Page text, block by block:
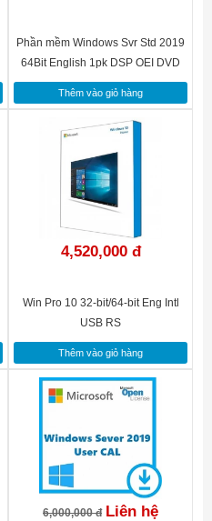
Phần mềm Windows Svr Std 2019
64Bit English 1pk DSP OEI DVD
16 Core P73-07788
Thêm vào giỏ hàng
4,520,000 đ
Win Pro 10 32-bit/64-bit Eng Intl
USB RS
Thêm vào giỏ hàng
6,000,000 đ Liên hệ